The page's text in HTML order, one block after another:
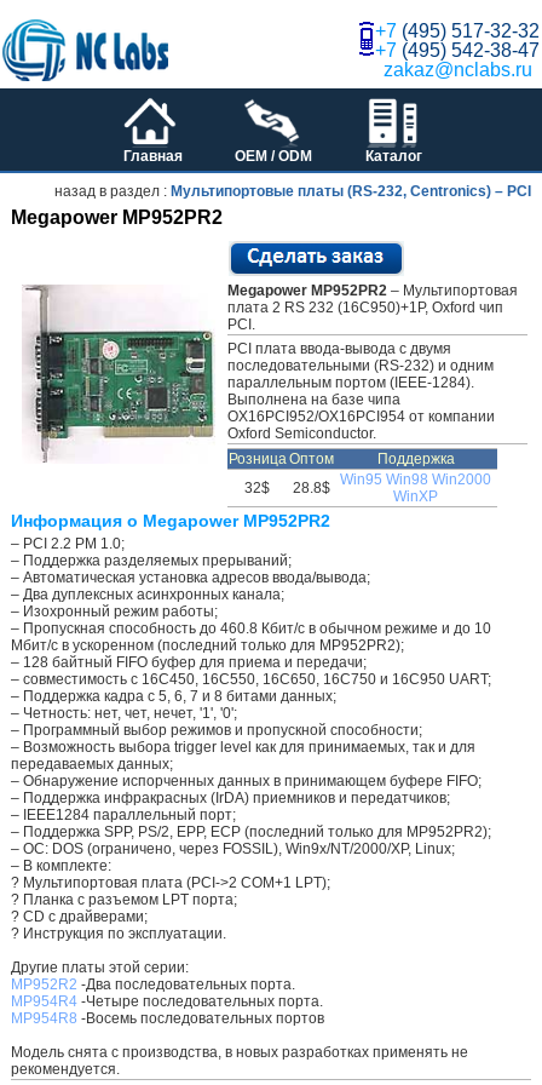
+7 (495) 517-32-32
+7 (495) 542-38-47
zakaz@nclabs.ru
Главная OEM / ODM Каталог
назад в раздел : Мультипортовые платы (RS-232, Centronics) – PCI
Megapower MP952PR2
Megapower MP952PR2– Мультипортовая
плата 2 RS 232 (16C950)+1P, Oxford чип
PCI.
PCI плата ввода-вывода с двумя
последовательными (RS-232) и одним
параллельным портом (IEEE-1284).
Выполнена на базе чипа
OX16PCI952/OX16PCI954 от компании
Oxford Semiconductor.
РозницаОптом
Поддержка
32$
28.8$ Win95 Win98 Win2000
WinXP
Информация о Megapower MP952PR2
– PCI 2.2 PM 1.0;
– Поддержка разделяемых прерываний;
– Автоматическая установка адресов ввода/вывода;
– Два дуплексных асинхронных канала;
– Изохронный режим работы;
– Пропускная способность до 460.8 Кбит/с в обычном режиме и до 10
Мбит/с в ускоренном (последний только для MP952PR2);
– 128 байтный FIFO буфер для приема и передачи;
– совместимость с 16C450, 16C550, 16C650, 16C750 и 16C950 UART;
– Поддержка кадра с 5, 6, 7 и 8 битами данных;
– Четность: нет, чет, нечет, '1', '0';
– Программный выбор режимов и пропускной способности;
– Возможность выбора trigger level как для принимаемых, так и для
передаваемых данных;
– Обнаружение испорченных данных в принимающем буфере FIFO;
– Поддержка инфракрасных (IrDA) приемников и передатчиков;
– IEEE1284 параллельный порт;
– Поддержка SPP, PS/2, EPP, ECP (последний только для MP952PR2);
– ОС: DOS (ограничено, через FOSSIL), Win9x/NT/2000/XP, Linux;
– В комплекте:
? Мультипортовая плата (PCI->2 COM+1 LPT);
? Планка с разъемом LPT порта;
? CD c драйверами;
? Инструкция по эксплуатации.
Другие платы этой серии:
MP952R2 -Два последовательных порта.
MP954R4-Четыре последовательных порта.
MP954R8 -Восемь последовательных портов
Модель снята с производства, в новых разработках применять не
рекомендуется.